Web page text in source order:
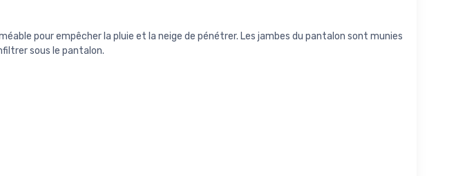
pour empêcher la pluie et la neige de pénétrer. Les jambes du pantalon sont munies
sous le pantalon.